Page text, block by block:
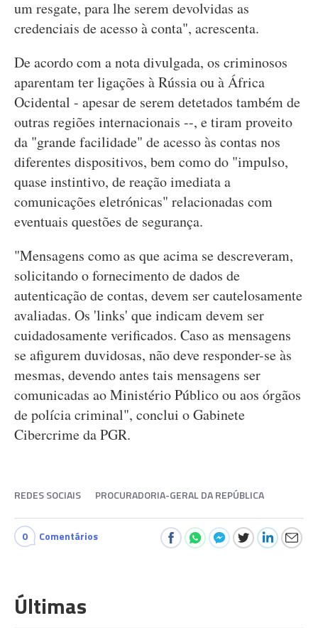
um resgate, para lhe serem devolvidas as
credenciais de acesso à conta", acrescenta.
De acordo com a nota divulgada, os criminosos
aparentam ter ligações à Rússia ou à África
Ocidental - apesar de serem detetados também de
outras regiões internacionais --, e tiram proveito
da "grande facilidade" de acesso às contas nos
diferentes dispositivos, bem como do "impulso,
quase instintivo, de reação imediata a
comunicações eletrónicas" relacionadas com
eventuais questões de segurança.
"Mensagens como as que acima se descreveram,
solicitando o fornecimento de dados de
autenticação de contas, devem ser cautelosamente
avaliadas. Os 'links' que indicam devem ser
cuidadosamente verificados. Caso as mensagens
se afigurem duvidosas, não deve responder-se às
mesmas, devendo antes tais mensagens ser
comunicadas ao Ministério Público ou aos órgãos
de polícia criminal", conclui o Gabinete
Cibercrime da PGR.
REDES SOCIAIS PROCURADORIA-GERAL DA REPÚBLICA
0 Comentários
Últimas